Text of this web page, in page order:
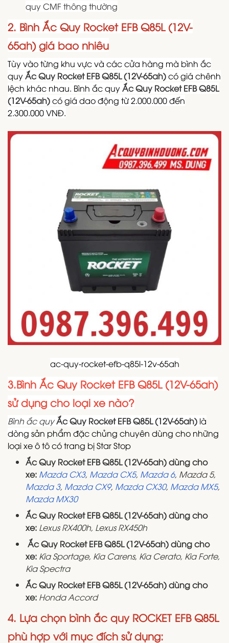
quy CMF thông thường
2. Bình Ắc Quy Rocket EFB Q85L (12V-
65ah) giá bao nhiêu
Tùy vào từng khu vực và các cửa hàng mà bình ắc
quyẮc Quy Rocket EFB Q85L (12V-65ah)có giá chênh
lệch khác nhau. Bình ắc quyẮc Quy Rocket EFB Q85L
(12V-65ah)có giá dao động từ 2.000.000 đến
2.300.000 VNĐ.
ac-quy-rocket-efb-q85l-12v-65ah
3.Bình Ắc Quy Rocket EFB Q85L (12V-65ah)
sử dụng cho loại xe nào?
Bình ắc quyẮc Quy Rocket EFB Q85L (12V-65ah) là
dòng sản phẩm đặc chủng chuyên dùng cho những
loại xe ô tô có trang bị Star Stop
Ắc Quy Rocket EFB Q85L (12V-65ah) dùng cho
xe: Mazda CX3, Mazda CX5, Mazda 6, Mazda 5,
Mazda 3, Mazda CX9, Mazda CX30, Mazda MX5,
Mazda MX30
Ắc Quy Rocket EFB Q85L (12V-65ah) dùng cho
xe: Lexus RX400h, Lexus RX450h
Ắc Quy Rocket EFB Q85L (12V-65ah) dùng cho
xe: Kia Sportage, Kia Carens, Kia Cerato, Kia Forte,
Kia Spectra
Ắc Quy Rocket EFB Q85L (12V-65ah) dùng cho
xe: Honda Accord
4. Lựa chọn bình ắc quy ROCKET EFB Q85L
phù hợp với mục đích sử dụng: